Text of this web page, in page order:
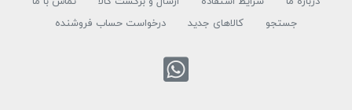
جستجو
کالاهای جدید درخواست حساب فروشنده
تماس با واتس